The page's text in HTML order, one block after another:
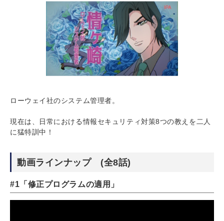
ローウェイ社のシステム管理者。
現在は、日常における情報セキュリティ対策8つの教えを二人
に猛特訓中！
動画ラインナップ (全8話)
#1「修正プログラムの適⽤」